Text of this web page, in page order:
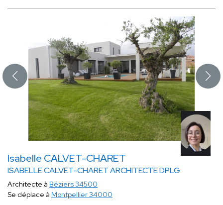
Isabelle CALVET-CHARET
ISABELLE CALVET-CHARET ARCHITECTE DPLG
Architecte à Béziers 34500
Se déplace à Montpellier 34000